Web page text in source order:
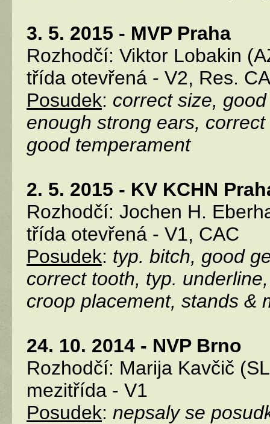
3. 5. 2015 - MVP Praha
Rozhodčí: Viktor Lobakin
třída otevřená - V2, Res.
Posudek: correct size,
enough strong ears,
good temperament
2. 5. 2015 - KV KCHN
Rozhodčí: Jochen H.
třída otevřená - V1, CAC
Posudek: typ. bitch, good
correct tooth, typ.
croop placement, stands &
24. 10. 2014 - NVP Brno
Rozhodčí: Marija Kavčič
mezitřída - V1
Posudek: nepsaly se